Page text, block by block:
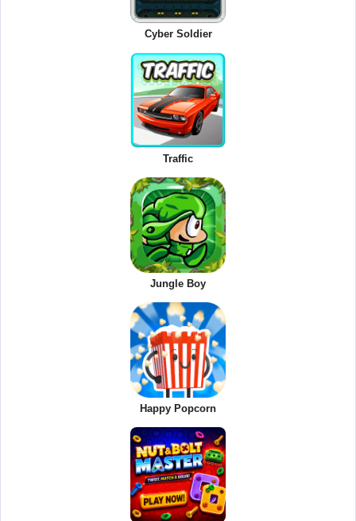
Cyber Soldier
Traffic
Jungle Boy
Happy Popcorn